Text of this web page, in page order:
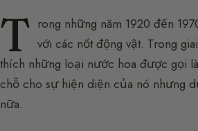
T rong những năm 1920 đến
với các nốt động vật. Trong
thích những loại nước hoa được gọi
chỗ cho sự hiện diện của nó nhưng
nữa.